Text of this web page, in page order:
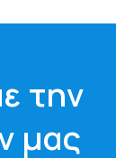
την
μας